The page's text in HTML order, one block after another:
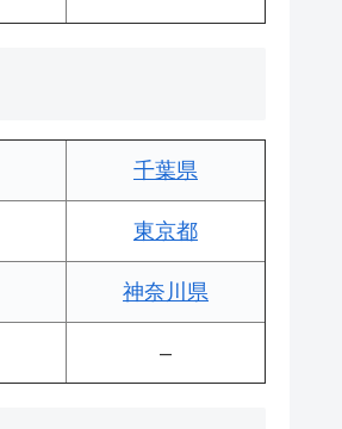
千葉県
東京都
神奈川県
–